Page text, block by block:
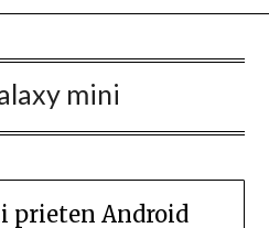
mini
prieten Android